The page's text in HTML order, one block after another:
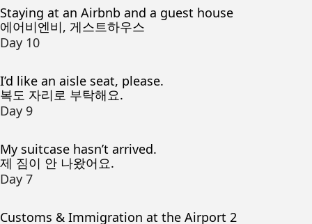
Staying at an Airbnb and a guest house
에어비엔비, 게스트하우스
Day 10
I’d like an aisle seat, please.
복도 자리로 부탁해요.
Day 9
My suitcase hasn’t arrived.
제 짐이 안 나왔어요.
Day 7
Customs & Immigration at the Airport 2